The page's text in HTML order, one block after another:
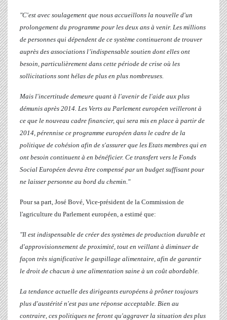
"C'est avec soulagement que nous accueillons la nouvelle d'un
prolongement du programme pour les deux ans à venir. Les millions
de personnes qui dépendent de ce système continueront de trouver
auprès des associations l’indispensable soutien dont elles ont
besoin, particulièrement dans cette période de crise où les
sollicitations sont hélas de plus en plus nombreuses.
Mais l'incertitude demeure quant à l'avenir de l'aide aux plus
démunis après 2014. Les Verts au Parlement européen veilleront à
ce que le nouveau cadre financier, qui sera mis en place à partir de
2014, pérennise ce programme européen dans le cadre de la
politique de cohésion afin de s'assurer que les Etats membres qui en
ont besoin continuent à en bénéficier. Ce transfert vers le Fonds
Social Européen devra être compensé par un budget suffisant pour
ne laisser personne au bord du chemin."
Pour sa part, José Bové, Vice-président de la Commission de
l'agriculture du Parlement européen, a estimé que:
"Il est indispensable de créer des systèmes de production durable et
d'approvisionnement de proximité, tout en veillant à diminuer de
façon très significative le gaspillage alimentaire, afin de garantir
le droit de chacun à une alimentation saine à un coût abordable.
La tendance actuelle des dirigeants européens à prôner toujours
plus d'austérité n'est pas une réponse acceptable. Bien au
contraire, ces politiques ne feront qu'aggraver la situation des plus